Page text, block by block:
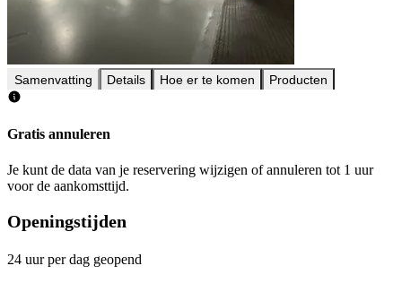
Samenvatting Details Hoe er te komen Producten
Gratis annuleren
Je kunt de data van je reservering wijzigen of annuleren tot 1 uur
voor de aankomsttijd.
Openingstijden
24 uur per dag geopend